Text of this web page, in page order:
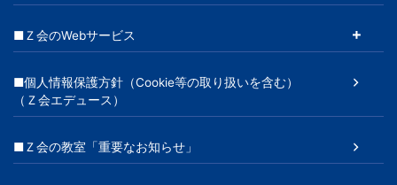
■Ｚ会のWebサービス
■個人情報保護方針（Cookie等の取り扱いを含む）
（Ｚ会エデュース）
■Ｚ会の教室「重要なお知らせ」